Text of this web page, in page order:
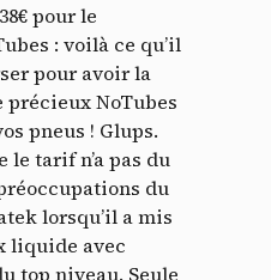
pour le
: voilà ce qu’il
pour avoir la
précieux NoTubes
pneus ! Glups.
tarif n’a pas du
du
lorsqu’il a mis
liquide avec
top niveau. Seule